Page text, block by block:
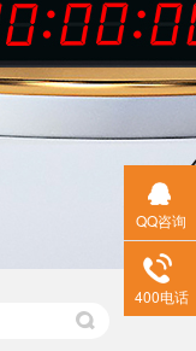
QQ咨询
400电话